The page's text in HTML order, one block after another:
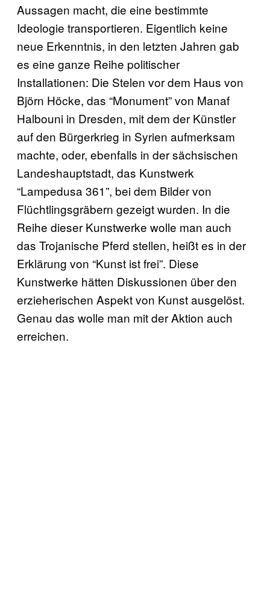
Aussagen macht, die eine bestimmte
Ideologie transportieren. Eigentlich keine
neue Erkenntnis, in den letzten Jahren gab
es eine ganze Reihe politischer
Installationen: Die Stelen vor dem Haus von
Björn Höcke, das “Monument” von Manaf
Halbouni in Dresden, mit dem der Künstler
auf den Bürgerkrieg in Syrien aufmerksam
machte, oder, ebenfalls in der sächsischen
Landeshauptstadt, das Kunstwerk
“Lampedusa 361”, bei dem Bilder von
Flüchtlingsgräbern gezeigt wurden. In die
Reihe dieser Kunstwerke wolle man auch
das Trojanische Pferd stellen, heißt es in der
Erklärung von “Kunst ist frei”. Diese
Kunstwerke hätten Diskussionen über den
erzieherischen Aspekt von Kunst ausgelöst.
Genau das wolle man mit der Aktion auch
erreichen.